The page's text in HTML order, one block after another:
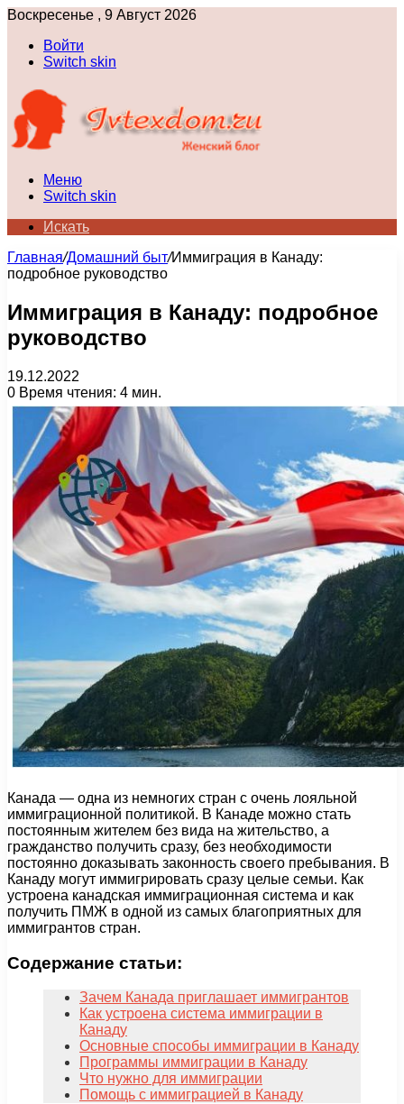
Воскресенье , 9 Август 2026
Войти
Switch skin
Меню
Switch skin
Искать
Главная/Домашний быт/Иммиграция в Канаду:
подробное руководство
Иммиграция в Канаду: подробное
руководство
19.12.2022
0 Время чтения: 4 мин.
Канада — одна из немногих стран с очень лояльной
иммиграционной политикой. В Канаде можно стать
постоянным жителем без вида на жительство, а
гражданство получить сразу, без необходимости
постоянно доказывать законность своего пребывания. В
Канаду могут иммигрировать сразу целые семьи. Как
устроена канадская иммиграционная система и как
получить ПМЖ в одной из самых благоприятных для
иммигрантов стран.
Содержание статьи:
Зачем Канада приглашает иммигрантов
Как устроена система иммиграции в
Канаду
Основные способы иммиграции в Канаду
Программы иммиграции в Канаду
Что нужно для иммиграции
Помощь с иммиграцией в Канаду